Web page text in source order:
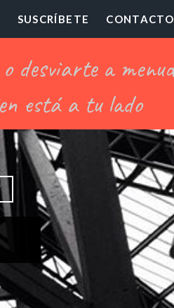
SUSCRÍBETE CONTACTO